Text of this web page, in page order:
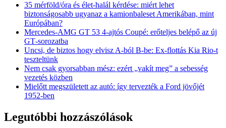
35 mérföld/óra és élet-halál kérdése: miért lehet
biztonságosabb ugyanaz a kamionbaleset Amerikában, mint
Európában?
Mercedes‑AMG GT 53 4‑ajtós Coupé: erőteljes belépő az új
GT‑sorozatba
Uncsi, de biztos hogy elvisz A-ból B-be: Ex-flottás Kia Rio-t
teszteltünk
Nem csak gyorsabban mész: ezért „vakít meg” a sebesség
vezetés közben
Mielőtt megszületett az autó: így tervezték a Ford jövőjét
1952-ben
Legutóbbi hozzászólások